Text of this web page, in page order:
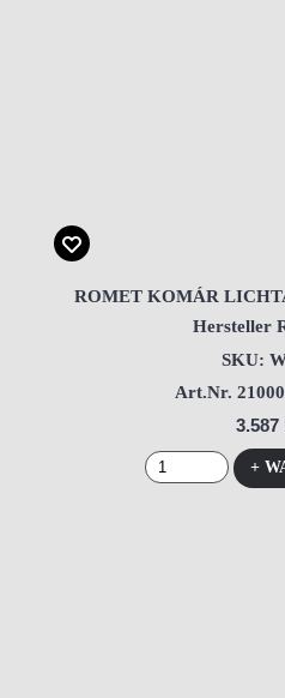
ROMET KOMÁR
Hersteller
SKU:
Art.Nr.
3.587
+